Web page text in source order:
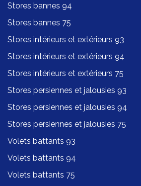
Stores bannes 94
Stores bannes 75
Stores intérieurs et extérieurs 93
Stores intérieurs et extérieurs 94
Stores intérieurs et extérieurs 75
Stores persiennes et jalousies 93
Stores persiennes et jalousies 94
Stores persiennes et jalousies 75
Volets battants 93
Volets battants 94
Volets battants 75